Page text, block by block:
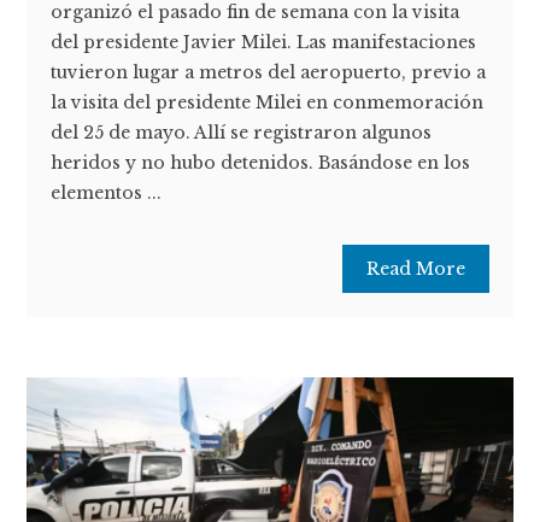
organizó el pasado fin de semana con la visita
del presidente Javier Milei. Las manifestaciones
tuvieron lugar a metros del aeropuerto, previo a
la visita del presidente Milei en conmemoración
del 25 de mayo. Allí se registraron algunos
heridos y no hubo detenidos. Basándose en los
elementos ...
Read More